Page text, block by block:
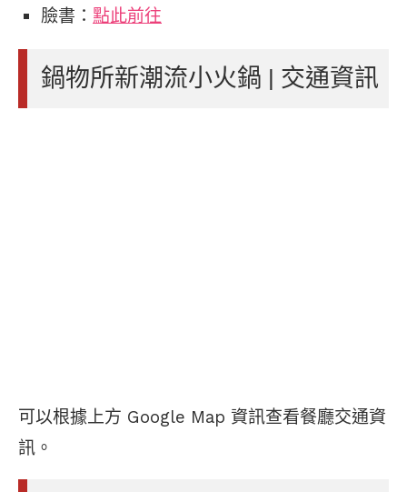
臉書： 點此前往
鍋物所新潮流小火鍋 | 交通資訊
可以根據上方 Google Map 資訊查看餐廳交通資
訊。